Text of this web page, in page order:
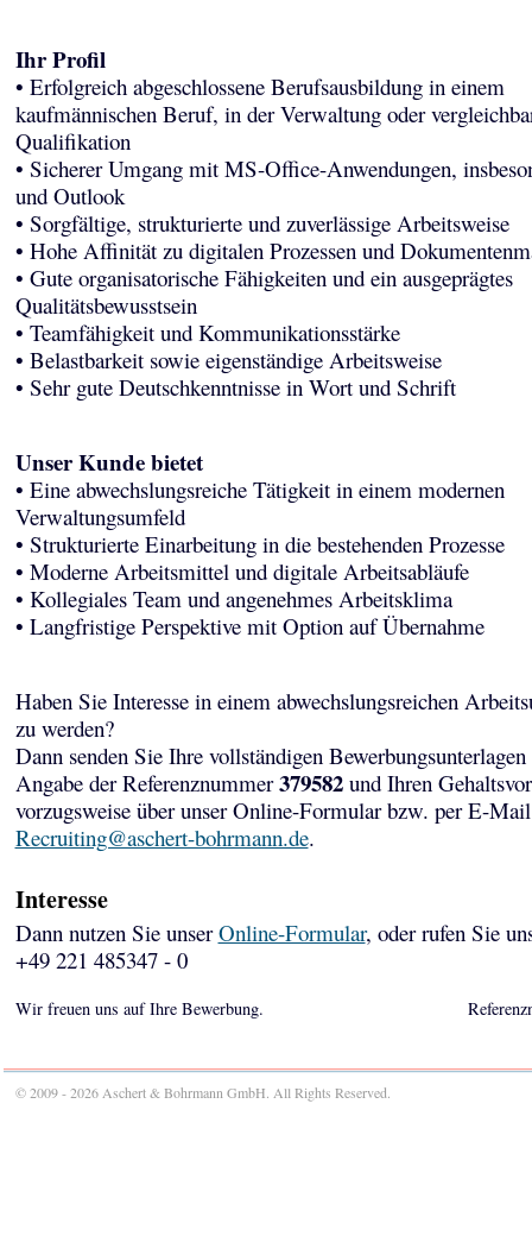
Ihr Profil
• Erfolgreich abgeschlossene Berufsausbildung in einem
kaufmännischen Beruf, in der Verwaltung oder
Qualifikation
• Sicherer Umgang mit MS-Office-Anwendungen,
und Outlook
• Sorgfältige, strukturierte und zuverlässige Arbeitsweise
• Hohe Affinität zu digitalen Prozessen und
• Gute organisatorische Fähigkeiten und ein ausgeprägtes
Qualitätsbewusstsein
• Teamfähigkeit und Kommunikationsstärke
• Belastbarkeit sowie eigenständige Arbeitsweise
• Sehr gute Deutschkenntnisse in Wort und Schrift
Unser Kunde bietet
• Eine abwechslungsreiche Tätigkeit in einem modernen
Verwaltungsumfeld
• Strukturierte Einarbeitung in die bestehenden Prozesse
• Moderne Arbeitsmittel und digitale Arbeitsabläufe
• Kollegiales Team und angenehmes Arbeitsklima
• Langfristige Perspektive mit Option auf Übernahme
Haben Sie Interesse in einem abwechslungsreichen
zu werden?
Dann senden Sie Ihre vollständigen Bewerbungsunterlagen
Angabe der Referenznummer379582und Ihren
vorzugsweise über unser Online-Formular bzw. per E-
Recruiting@aschert-bohrmann.de.
Interesse
Dann nutzen Sie unserOnline-Formular, oder rufen Sie
+49 221 485347 - 0
Wir freuen uns auf Ihre Bewerbung.
© 2009 - 2026 Aschert & Bohrmann GmbH. All Rights Reserved.